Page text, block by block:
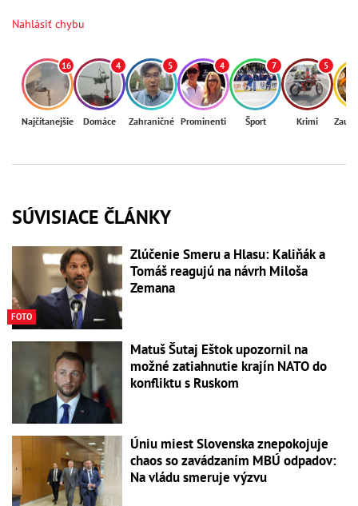
Nahlásiť chybu
16
Najčítanejšie
4
Domáce
5
Zahraničné
4
Prominenti
7
Šport
5
Krimi
SÚVISIACE ČLÁNKY
FOTO
Zlúčenie Smeru a Hlasu: Kaliňák a
Tomáš reagujú na návrh Miloša
Zemana
Matuš Šutaj Eštok upozornil na
možné zatiahnutie krajín NATO do
konfliktu s Ruskom
Úniu miest Slovenska znepokojuje
chaos so zavádzaním MBÚ odpadov:
Na vládu smeruje výzvu